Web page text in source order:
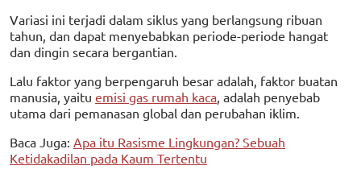
Variasi ini terjadi dalam siklus yang berlangsung ribuan
tahun, dan dapat menyebabkan periode-periode hangat
dan dingin secara bergantian.
Lalu faktor yang berpengaruh besar adalah, faktor buatan
manusia, yaitu emisi gas rumah kaca, adalah penyebab
utama dari pemanasan global dan perubahan iklim.
Baca Juga: Apa itu Rasisme Lingkungan? Sebuah
Ketidakadilan pada Kaum Tertentu